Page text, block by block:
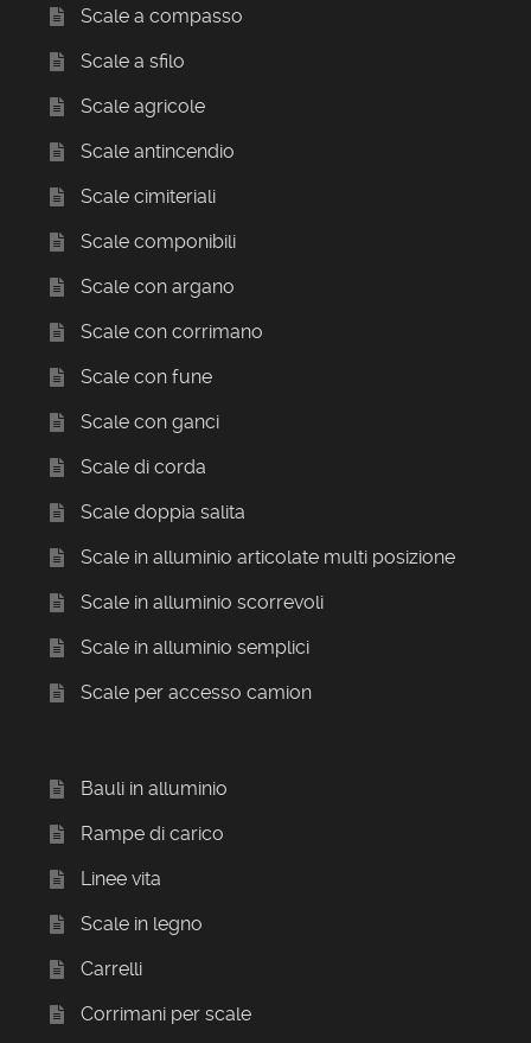
Scale a compasso
Scale a sfilo
Scale agricole
Scale antincendio
Scale cimiteriali
Scale componibili
Scale con argano
Scale con corrimano
Scale con fune
Scale con ganci
Scale di corda
Scale doppia salita
Scale in alluminio articolate multi posizione
Scale in alluminio scorrevoli
Scale in alluminio semplici
Scale per accesso camion
Bauli in alluminio
Rampe di carico
Linee vita
Scale in legno
Carrelli
Corrimani per scale